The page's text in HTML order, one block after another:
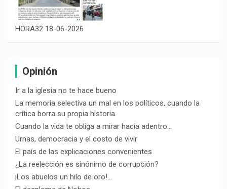
HORA32 18-06-2026
Opinión
Ir a la iglesia no te hace bueno
La memoria selectiva un mal en los políticos, cuando la
crítica borra su propia historia
Cuando la vida te obliga a mirar hacia adentro…
Urnas, democracia y el costo de vivir
El país de las explicaciones convenientes
¿La reelección es sinónimo de corrupción?
¡Los abuelos un hilo de oro!…